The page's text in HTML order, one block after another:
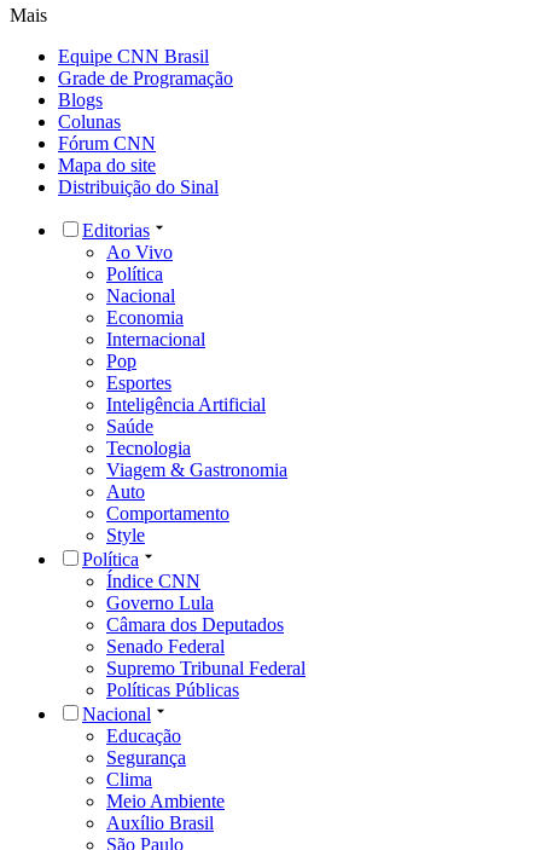
Mais
Equipe CNN Brasil
Grade de Programação
Blogs
Colunas
Fórum CNN
Mapa do site
Distribuição do Sinal
Editorias
Ao Vivo
Política
Nacional
Economia
Internacional
Pop
Esportes
Inteligência Artificial
Saúde
Tecnologia
Viagem & Gastronomia
Auto
Comportamento
Style
Política
Índice CNN
Governo Lula
Câmara dos Deputados
Senado Federal
Supremo Tribunal Federal
Políticas Públicas
Nacional
Educação
Segurança
Clima
Meio Ambiente
Auxílio Brasil
São Paulo